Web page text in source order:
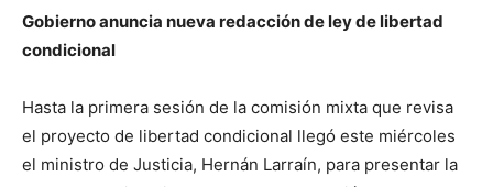
Gobierno anuncia nueva redacción de ley de libertad
condicional
Hasta la primera sesión de la comisión mixta que revisa
el proyecto de libertad condicional llegó este miércoles
el ministro de Justicia, Hernán Larraín, para presentar la